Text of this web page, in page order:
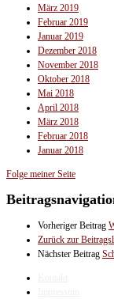
März 2019
Februar 2019
Januar 2019
Dezember 2018
November 2018
Oktober 2018
Mai 2018
April 2018
März 2018
Februar 2018
Januar 2018
Folge meiner Seite
Vorheriger Beitrag
Zurück zur
Nächster Beitrag